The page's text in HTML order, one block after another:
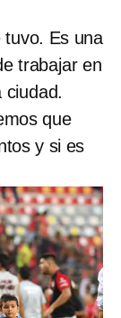
tuvo. Es una
trabajar en
ciudad.
que
y si es